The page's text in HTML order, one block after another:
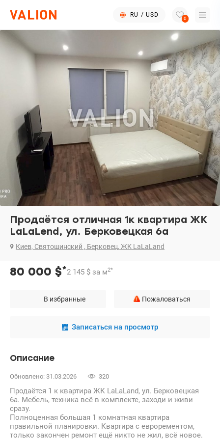
RU / USD
0
Продаётся отличная 1к квартира ЖК
LaLaLend, ул. Берковецкая 6а
Киев, Святошинский , Берковец, ЖК LaLaLand
80 000 $*2 145 $ за м2*
В избранные Пожаловаться
Записаться на просмотр
Описание
Обновлено: 31.03.2026 320
Продаётся 1 к квартира ЖК LaLaLand, ул. Берковецкая
6а. Мебель, техника всё в комплекте, заходи и живи
сразу.
Полноценная большая 1 комнатная квартира
правильной планировки. Квартира с еврорементом,
только закончен ремонт ещё никто не жил, всё новое.